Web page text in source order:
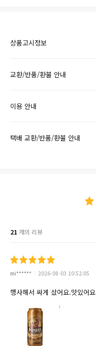
상품고시정보
교환/반품/환불 안내
이용 안내
택배 교환/반품/환불 안내
21 개의 리뷰
mi****** 2026-08-03 10:52:05
행사해서 싸게 샀어요.맛있어요